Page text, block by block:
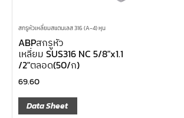
สกรูหัวเหลี่ยมสแตนเลส 316 (A-4) หุน
ABPสกรูหัว
เหลี่ยม SUS316 NC 5/8″x1.1
/2″ตลอด(50/ก)
69.60
Data Sheet